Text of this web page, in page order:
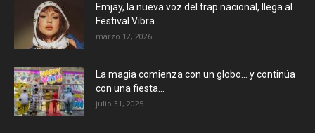
Emjay, la nueva voz del trap nacional, llega al
Festival Vibra...
marzo 12, 2026
La magia comienza con un globo… y continúa
con una fiesta...
julio 31, 2025